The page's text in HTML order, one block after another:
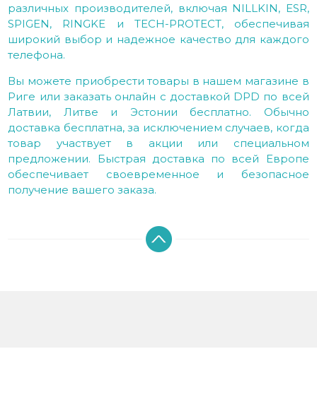
различных производителей, включая NILLKIN, ESR,
SPIGEN, RINGKE и TECH-PROTECT, обеспечивая
широкий выбор и надежное качество для каждого
телефона.
Вы можете приобрести товары в нашем магазине в
Риге или заказать онлайн с доставкой DPD по всей
Латвии, Литве и Эстонии бесплатно. Обычно
доставка бесплатна, за исключением случаев, когда
товар участвует в акции или специальном
предложении. Быстрая доставка по всей Европе
обеспечивает своевременное и безопасное
получение вашего заказа.